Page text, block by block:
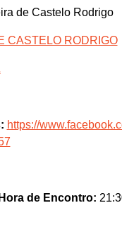
de Castelo Rodrigo
CASTELO RODRIGO
https://
Hora de Encontro: